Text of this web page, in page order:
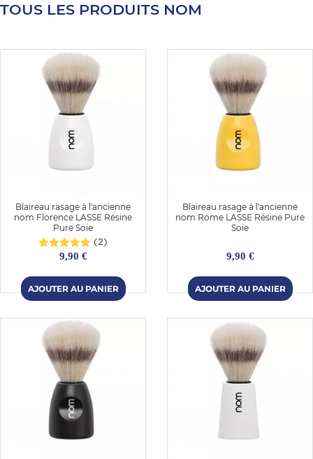
TOUS LES PRODUITS NOM
Blaireau rasage à l'ancienne
nom Florence LASSE Résine
Pure Soie
(2)
9,90 €
Blaireau rasage à l'ancienne
nom Rome LASSE Résine Pure
Soie
9,90 €